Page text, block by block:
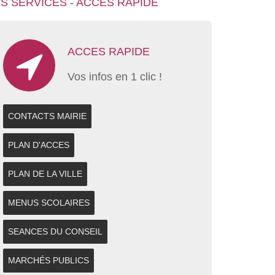
SERVICES - ACCES RAPIDE
ACCES RAPIDE
Vos infos en 1 clic !
CONTACTS MAIRIE
PLAN D'ACCES
PLAN DE LA VILLE
MENUS SCOLAIRES
SEANCES DU CONSEIL
MARCHÉS PUBLICS